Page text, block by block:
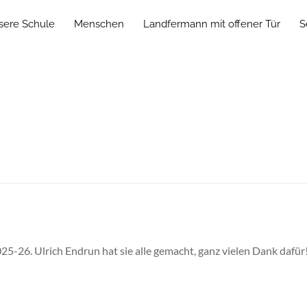
Schule Menschen Landfermann mit offener Tür
26. Ulrich Endrun hat sie alle gemacht, ganz vielen Dank